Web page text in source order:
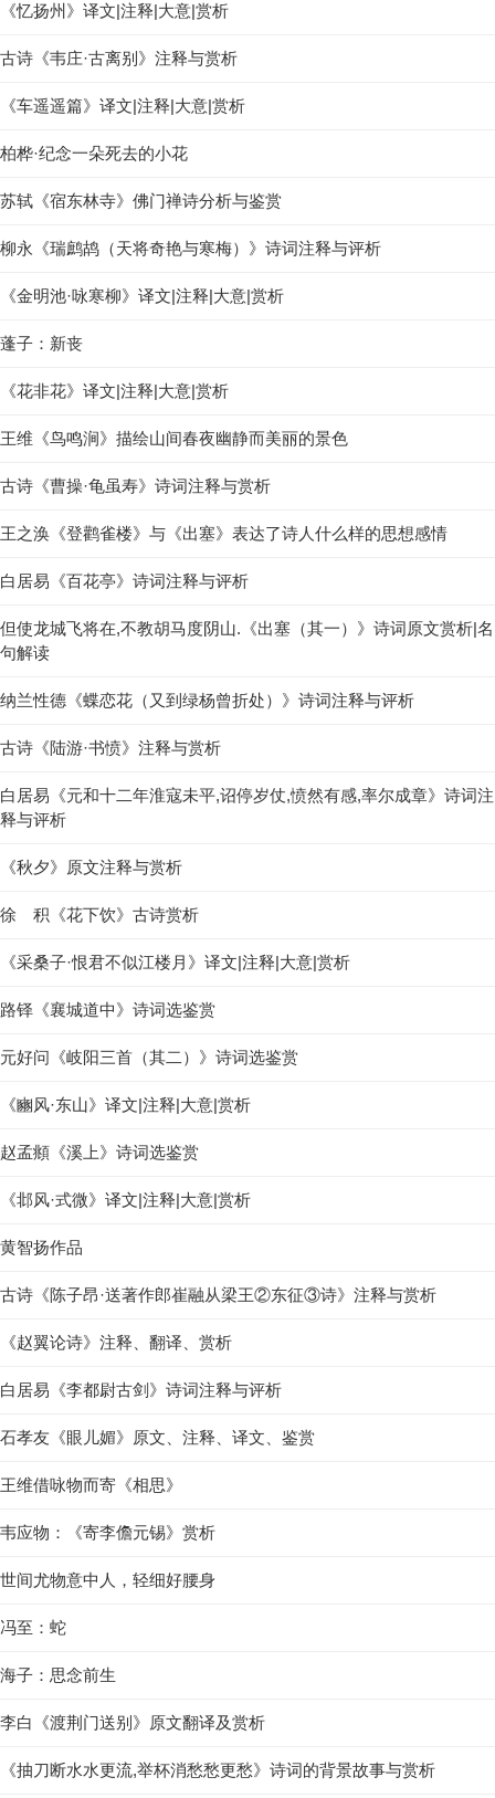
《忆扬州》译文|注释|大意|赏析
古诗《韦庄·古离别》注释与赏析
《车遥遥篇》译文|注释|大意|赏析
柏桦·纪念一朵死去的小花
苏轼《宿东林寺》佛门禅诗分析与鉴赏
柳永《瑞鹧鸪（天将奇艳与寒梅）》诗词注释与评析
《金明池·咏寒柳》译文|注释|大意|赏析
蓬子：新丧
《花非花》译文|注释|大意|赏析
王维《鸟鸣涧》描绘山间春夜幽静而美丽的景色
古诗《曹操·龟虽寿》诗词注释与赏析
王之涣《登鹳雀楼》与《出塞》表达了诗人什么样的思想感情
白居易《百花亭》诗词注释与评析
但使龙城飞将在,不教胡马度阴山.《出塞（其一）》诗词原文赏析|名
句解读
纳兰性德《蝶恋花（又到绿杨曾折处）》诗词注释与评析
古诗《陆游·书愤》注释与赏析
白居易《元和十二年淮寇未平,诏停岁仗,愤然有感,率尔成章》诗词注
释与评析
《秋夕》原文注释与赏析
徐 积《花下饮》古诗赏析
《采桑子·恨君不似江楼月》译文|注释|大意|赏析
路铎《襄城道中》诗词选鉴赏
元好问《岐阳三首（其二）》诗词选鉴赏
《豳风·东山》译文|注释|大意|赏析
赵孟頫《溪上》诗词选鉴赏
《邶风·式微》译文|注释|大意|赏析
黄智扬作品
古诗《陈子昂·送著作郎崔融从梁王②东征③诗》注释与赏析
《赵翼论诗》注释、翻译、赏析
白居易《李都尉古剑》诗词注释与评析
石孝友《眼儿媚》原文、注释、译文、鉴赏
王维借咏物而寄《相思》
韦应物：《寄李儋元锡》赏析
世间尤物意中人，轻细好腰身
冯至：蛇
海子：思念前生
李白《渡荆门送别》原文翻译及赏析
《抽刀断水水更流,举杯消愁愁更愁》诗词的背景故事与赏析